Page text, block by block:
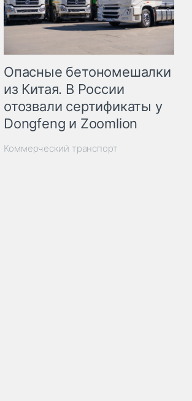
Опасные бетономешалки
из Китая. В России
отозвали сертификаты у
Dongfeng и Zoomlion
Коммерческий транспорт